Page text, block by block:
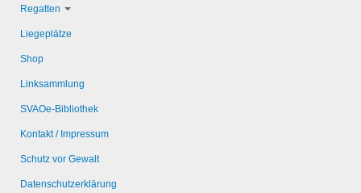
Regatten
Liegeplätze
Shop
Linksammlung
SVAOe-Bibliothek
Kontakt / Impressum
Schutz vor Gewalt
Datenschutzerklärung